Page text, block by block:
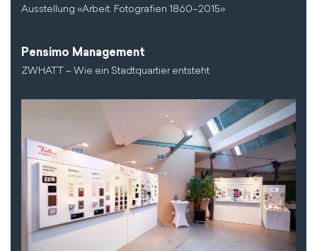
Ausstellung «Arbeit. Fotografien 1860–2015»
Pensimo Management
ZWHATT – Wie ein Stadtquartier entsteht